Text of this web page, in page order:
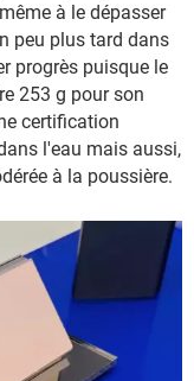
à le dépasser
peu plus tard dans
progrès puisque le
253 g pour son
certification
l'eau mais aussi,
à la poussière.